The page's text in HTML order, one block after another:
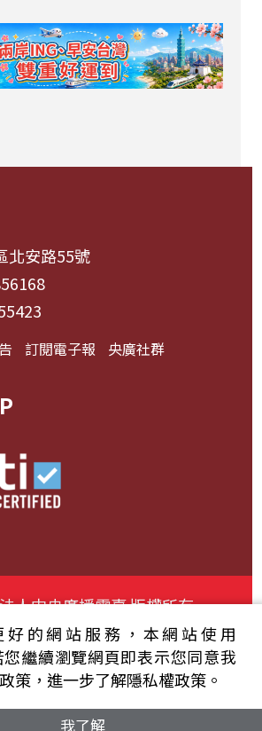
北安路55號
訂閱電子報 央廣社群
人中央廣播電臺 版權所有
明
服務條款 隱私權條款
好的網站服務，本網站使用
您繼續瀏覽網頁即表示您同意我
策，進一步了解隱私權政策。
我了解